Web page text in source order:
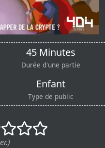
45 Minutes
Durée d'une partie
Enfant
Type de public
() () ()
()